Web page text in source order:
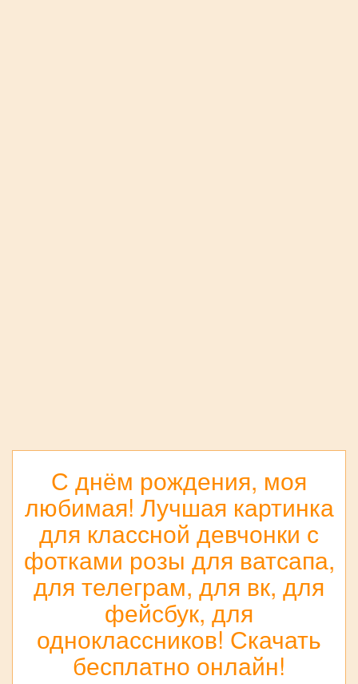
С днём рождения, моя
любимая! Лучшая картинка
для классной девчонки с
фотками розы для ватсапа,
для телеграм, для вк, для
фейсбук, для
одноклассников! Скачать
бесплатно онлайн!